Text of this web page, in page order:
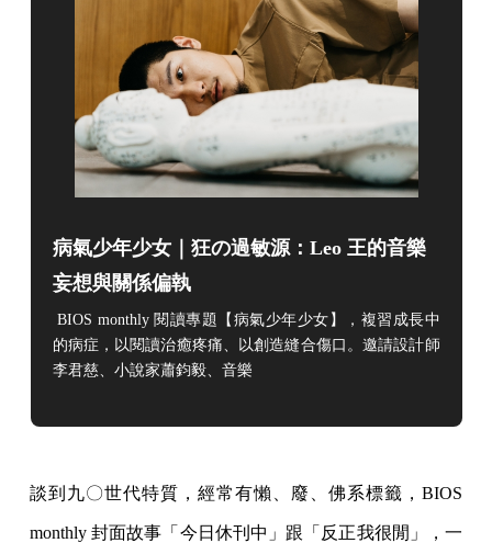
病氣少年少女｜狂の過敏源：Leo 王的音樂
妄想與關係偏執
BIOS monthly 閱讀專題【病氣少年少女】，複習成長中
的病症，以閱讀治癒疼痛、以創造縫合傷口。邀請設計師
李君慈、小說家蕭鈞毅、音樂
談到九〇世代特質，經常有懶、廢、佛系標籤，BIOS
monthly 封面故事「今日休刊中」跟「反正我很閒」，一